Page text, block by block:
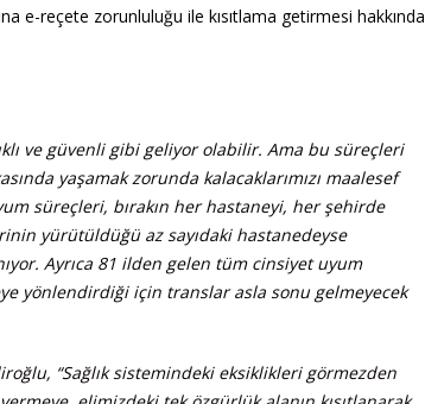
e-reçete zorunluluğu ile kısıtlama getirmesi hakkında
ve güvenli gibi geliyor olabilir. Ama bu süreçleri
yaşamak zorunda kalacaklarımızı maalesef
süreçleri, bırakın her hastaneyi, her şehirde
yürütüldüğü az sayıdaki hastanedeyse
Ayrıca 81 ilden gelen tüm cinsiyet uyum
yönlendirdiği için translar asla sonu gelmeyecek
“Sağlık sistemindeki eksiklikleri görmezden